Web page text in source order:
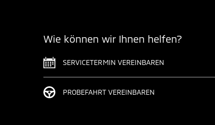
Wie können wir Ihnen helfen?
SERVICETERMIN VEREINBAREN
PROBEFAHRT VEREINBAREN